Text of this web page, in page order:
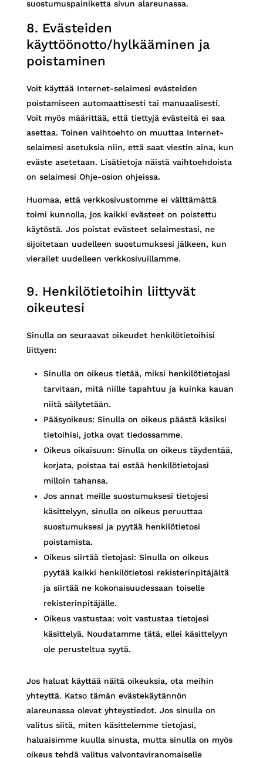
suostumuspainiketta sivun alareunassa.
8. Evästeiden
käyttöönotto/hylkääminen ja
poistaminen
Voit käyttää Internet-selaimesi evästeiden
poistamiseen automaattisesti tai manuaalisesti.
Voit myös määrittää, että tiettyjä evästeitä ei saa
asettaa. Toinen vaihtoehto on muuttaa Internet-
selaimesi asetuksia niin, että saat viestin aina, kun
eväste asetetaan. Lisätietoja näistä vaihtoehdoista
on selaimesi Ohje-osion ohjeissa.
Huomaa, että verkkosivustomme ei välttämättä
toimi kunnolla, jos kaikki evästeet on poistettu
käytöstä. Jos poistat evästeet selaimestasi, ne
sijoitetaan uudelleen suostumuksesi jälkeen, kun
vierailet uudelleen verkkosivuillamme.
9. Henkilötietoihin liittyvät
oikeutesi
Sinulla on seuraavat oikeudet henkilötietoihisi
liittyen:
Sinulla on oikeus tietää, miksi henkilötietojasi
tarvitaan, mitä niille tapahtuu ja kuinka kauan
niitä säilytetään.
Pääsyoikeus: Sinulla on oikeus päästä käsiksi
tietoihisi, jotka ovat tiedossamme.
Oikeus oikaisuun: Sinulla on oikeus täydentää,
korjata, poistaa tai estää henkilötietojasi
milloin tahansa.
Jos annat meille suostumuksesi tietojesi
käsittelyyn, sinulla on oikeus peruuttaa
suostumuksesi ja pyytää henkilötietosi
poistamista.
Oikeus siirtää tietojasi: Sinulla on oikeus
pyytää kaikki henkilötietosi rekisterinpitäjältä
ja siirtää ne kokonaisuudessaan toiselle
rekisterinpitäjälle.
Oikeus vastustaa: voit vastustaa tietojesi
käsittelyä. Noudatamme tätä, ellei käsittelyyn
ole perusteltua syytä.
Jos haluat käyttää näitä oikeuksia, ota meihin
yhteyttä. Katso tämän evästekäytännön
alareunassa olevat yhteystiedot. Jos sinulla on
valitus siitä, miten käsittelemme tietojasi,
haluaisimme kuulla sinusta, mutta sinulla on myös
oikeus tehdä valitus valvontaviranomaiselle